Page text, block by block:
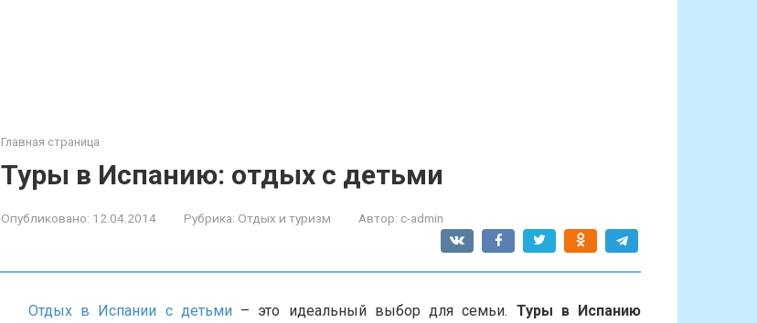
Главная страница
Туры в Испанию: отдых с детьми
Опубликовано: 12.04.2014 Рубрика: Отдых и туризм Автор: c-admin
Отдых в Испании с детьми– это идеальный выбор для семьи. Туры в Испанию